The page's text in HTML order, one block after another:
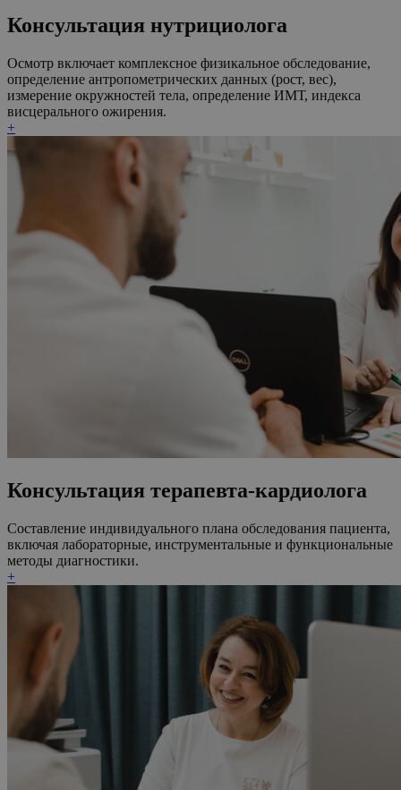
Консультация нутрициолога
Осмотр включает комплексное физикальное обследование,
определение антропометрических данных (рост, вес),
измерение окружностей тела, определение ИМТ, индекса
висцерального ожирения.
+
Консультация терапевта-кардиолога
Составление индивидуального плана обследования пациента,
включая лабораторные, инструментальные и функциональные
методы диагностики.
+